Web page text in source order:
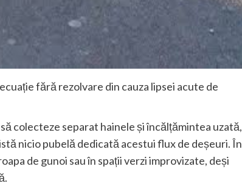
fără rezolvare din cauza lipsei acute de
colecteze separat hainele și încălțămintea uzată,
nicio pubelă dedicată acestui flux de deșeuri. În
de gunoi sau în spații verzi improvizate, deși